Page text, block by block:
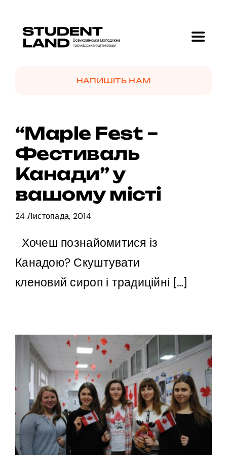
content
Toggle
Проекти
GolfMotion 🏌️
НАПИШІТЬ НАМ
“Maple Fest –
Фестиваль
Канади” у
вашому місті
24 Листопада, 2014
Хочеш познайомитися із
Канадою? Скуштувати
кленовий сироп і традиційні […]